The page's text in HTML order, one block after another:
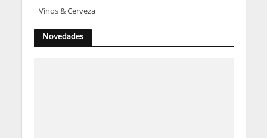
Vinos & Cerveza
Novedades